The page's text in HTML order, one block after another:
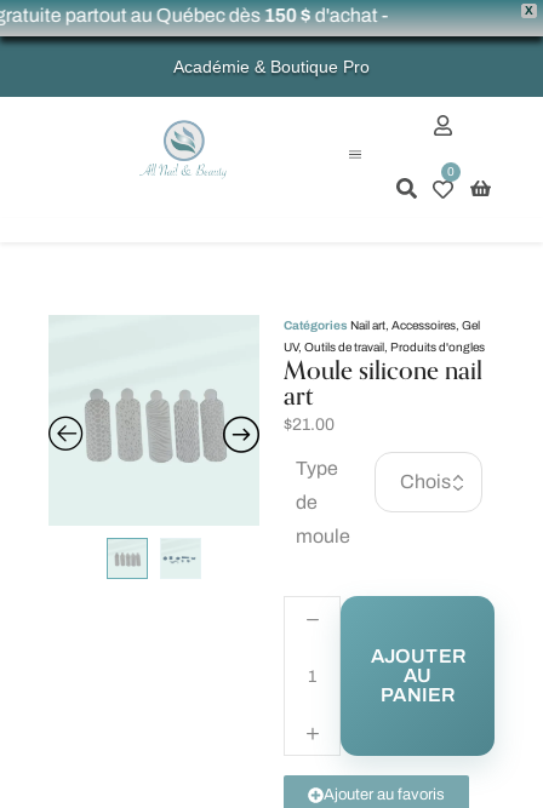
X
partout au Québec dès150 $d'achat -
Académie & Boutique Pro
0
Catégories Nail art Accessoires Gel
UV, Outils de travail Produits d'ongles
Moule silicone nail
art
$21.00
Type
de
moule
AJOUTER
AU
PANIER
Ajouter au favoris